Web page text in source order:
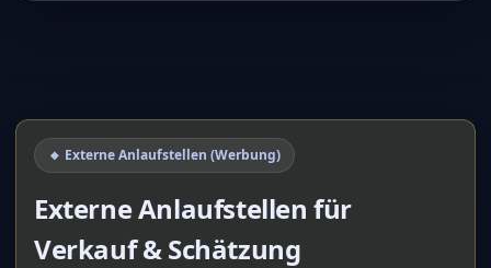
🔸 Externe Anlaufstellen (Werbung)
Externe Anlaufstellen für
Verkauf & Schätzung